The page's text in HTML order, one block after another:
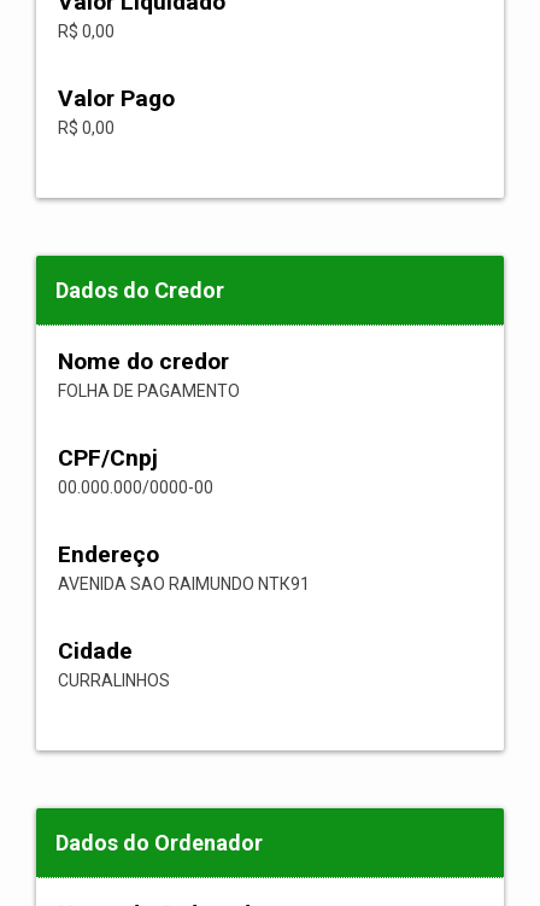
R$ 0,00
Valor Pago
R$ 0,00
Dados do Credor
Nome do credor
FOLHA DE PAGAMENTO
CPF/Cnpj
00.000.000/0000-00
Endereço
AVENIDA SAO RAIMUNDO NТК91
Cidade
CURRALINHOS
Dados do Ordenador